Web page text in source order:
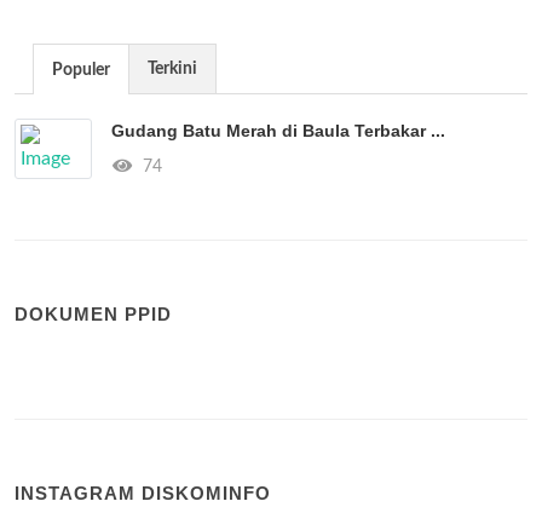
Populer Terkini
Gudang Batu Merah di Baula Terbakar ...
74
DOKUMEN PPID
INSTAGRAM DISKOMINFO